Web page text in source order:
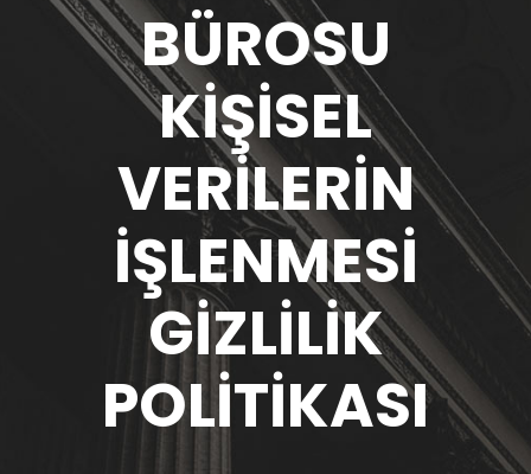
BÜROSU
KİŞİSEL
VERİLERİN
İŞLENMESİ
GİZLİLİK
POLİTİKASI